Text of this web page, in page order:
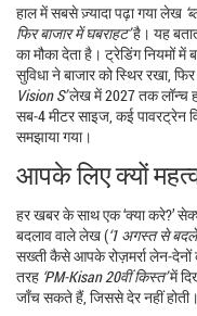
हाल में सबसे ज़्यादा पढ़ा गया लेख
फिर बाजार में घबराहट’है। यह
का मौका देता है। ट्रेडिंग नियमों
सुविधा ने बाजार को स्थिर रखा,
Vision S’लेख में 2027 तक लॉन्च
सब‑4 मीटर साइज, कई पावरट्रेन
समझाया गया।
आपके लिए क्यों
हर खबर के साथ एक ‘क्या करे?’
बदलाव वाले लेख (‘1 अगस्त से
सख्ती कैसे आपके रोज़मर्रा
तरह ‘PM‑Kisan 20वीं किस्त’में
जाँच सकते हैं, जिससे देर नहीं होती।